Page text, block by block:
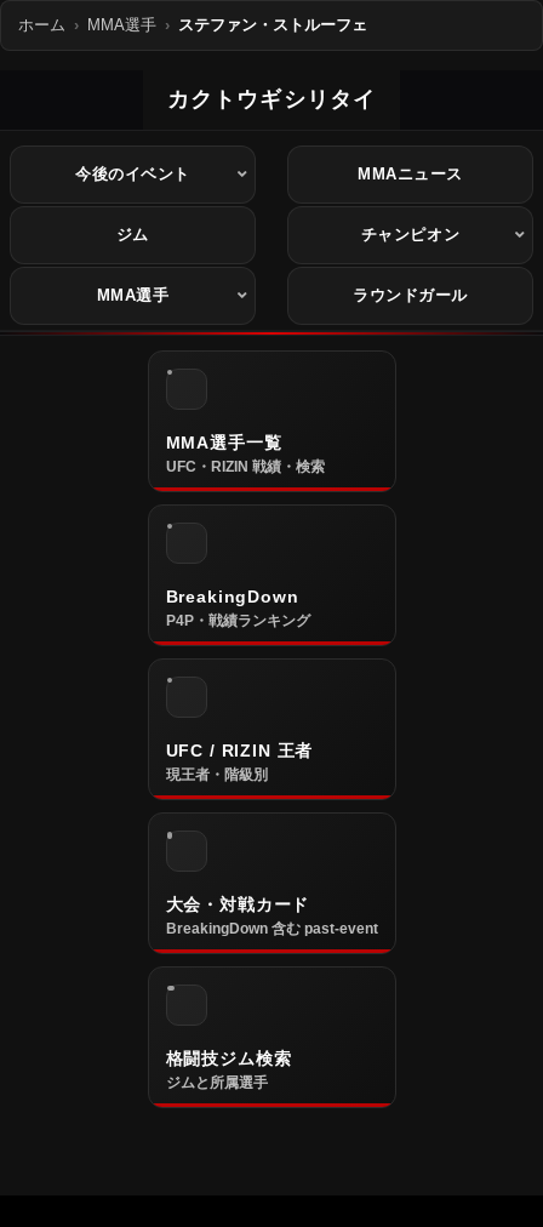
ホーム MMA選手 ステファン・ストルーフェ
カクトウギシリタイ
今後のイベント MMAニュース
ジム チャンピオン
MMA選手 ラウンドガール
MMA選手一覧
UFC・RIZIN 戦績・検索
BreakingDown
P4P・戦績ランキング
UFC / RIZIN 王者
現王者・階級別
大会・対戦カード
BreakingDown 含む past-event
格闘技ジム検索
ジムと所属選手